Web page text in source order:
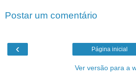
Postar um comentário
‹ Página inicial
Ver versão para a